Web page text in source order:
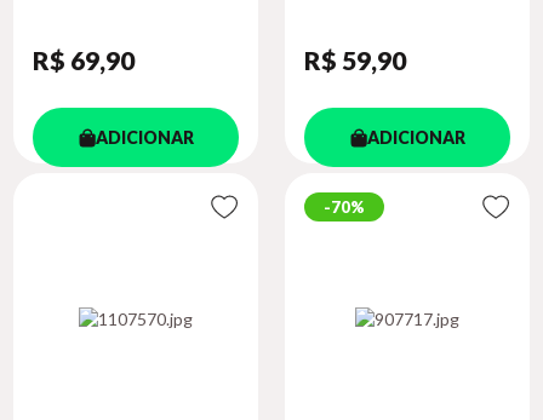
R$ 69,90
ADICIONAR
R$ 59,90
ADICIONAR
70%